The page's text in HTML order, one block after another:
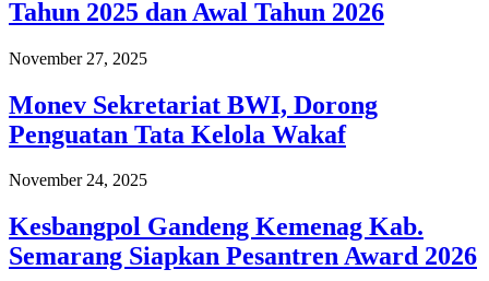
Tahun 2025 dan Awal Tahun 2026
November 27, 2025
Monev Sekretariat BWI, Dorong
Penguatan Tata Kelola Wakaf
November 24, 2025
Kesbangpol Gandeng Kemenag Kab.
Semarang Siapkan Pesantren Award 2026